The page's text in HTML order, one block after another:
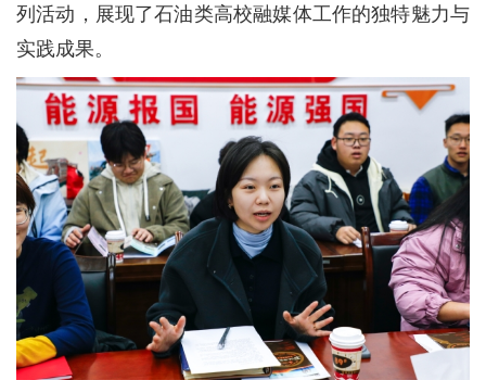
列活动，展现了石油类高校融媒体工作的独特魅力与
实践成果。